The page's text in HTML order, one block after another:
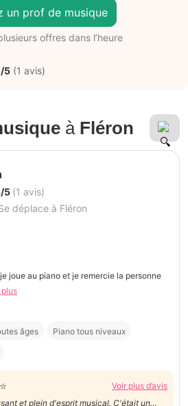
un prof de musique
offres dans l’heure
5 (1 avis)
à Fléron
5 (1 avis)
déplace à Fléron
joue au piano et je remercie la personne
plus
âges Piano tous niveaux
Voir plus d’avis
et plein d'esprit musical. C'était un